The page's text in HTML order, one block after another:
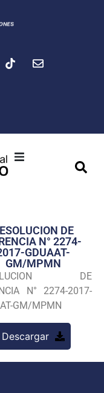
Transparencia
Seguridad
Programas
DE
N° 2274-
GDUAAT-
GM/MPMN
DE
N° 2274-2017-
GM/MPMN
Descargar